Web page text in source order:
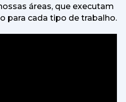
áreas, que executam
para cada tipo de trabalho.